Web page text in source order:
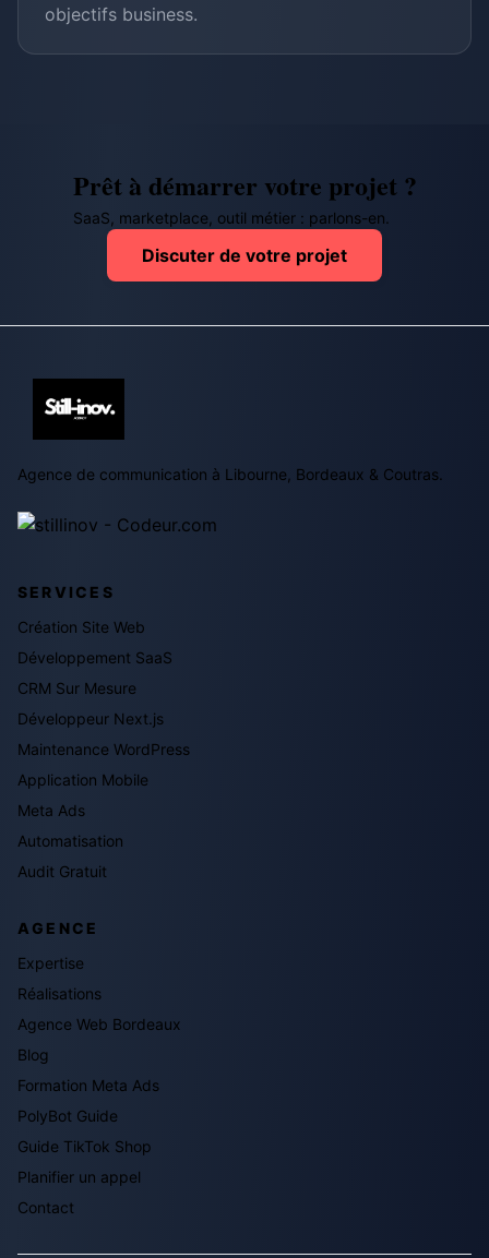
objectifs business.
Prêt à démarrer votre projet ?
SaaS, marketplace, outil métier : parlons-en.
Discuter de votre projet
Agence de communication à Libourne, Bordeaux & Coutras.
SERVICES
Création Site Web
Développement SaaS
CRM Sur Mesure
Développeur Next.js
Maintenance WordPress
Application Mobile
Meta Ads
Automatisation
Audit Gratuit
AGENCE
Expertise
Réalisations
Agence Web Bordeaux
Blog
Formation Meta Ads
PolyBot Guide
Guide TikTok Shop
Planifier un appel
Contact